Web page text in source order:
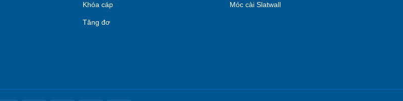
Khóa cáp
Tăng đơ
Móc cài Slatwall